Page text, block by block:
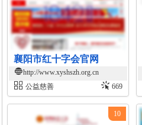
襄阳市红十字会官网
http://www.xyshszh.org.cn
公益慈善
669
10